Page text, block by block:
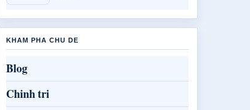
KHAM PHA CHU DE
Blog
Chinh tri